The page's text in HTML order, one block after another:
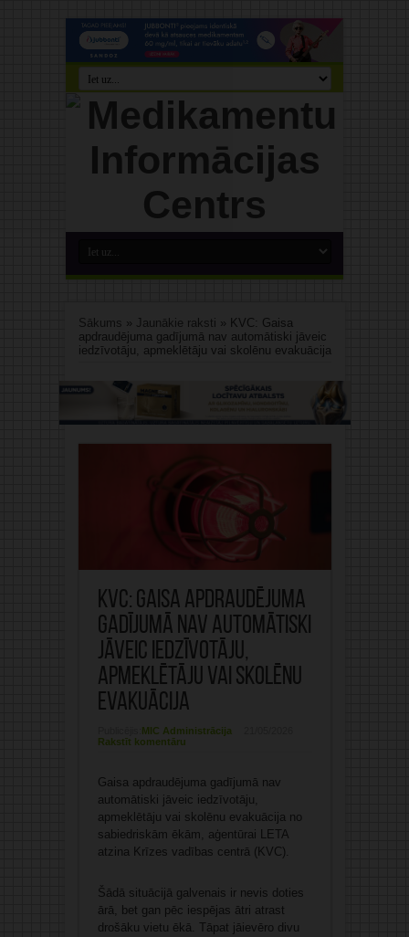
Sākums » Jaunākie raksti » KVC: Gaisa
apdraudējuma gadījumā nav automātiski jāveic
iedzīvotāju, apmeklētāju vai skolēnu evakuācija
KVC: Gaisa apdraudējuma
gadījumā nav automātiski
jāveic iedzīvotāju,
apmeklētāju vai skolēnu
evakuācija
MIC Administrācija
Rakstīt komentāru
Gaisa apdraudējuma gadījumā nav
automātiski jāveic iedzīvotāju,
apmeklētāju vai skolēnu evakuācija no
sabiedriskām ēkām, aģentūrai LETA
atzina Krīzes vadības centrā (KVC).
Šādā situācijā galvenais ir nevis doties
ārā, bet gan pēc iespējas ātri atrast
drošāku vietu ēkā. Tāpat jāievēro divu